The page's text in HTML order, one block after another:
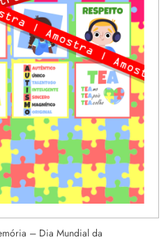
– Dia Mundial da